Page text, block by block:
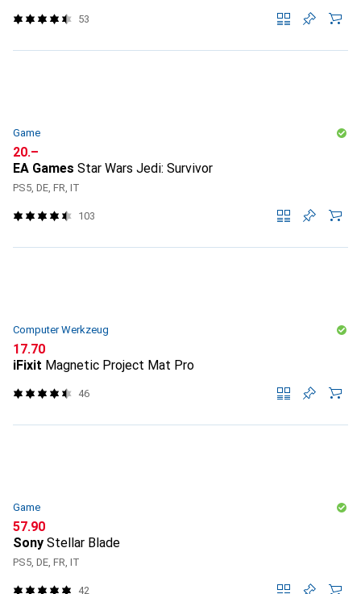
53
Game
CHF
20.–
EA Games Star Wars Jedi: Survivor
PS5, DE, FR, IT
103
Computer Werkzeug
CHF
17.70
iFixit Magnetic Project Mat Pro
46
Game
CHF
57.90
Sony Stellar Blade
PS5, DE, FR, IT
42